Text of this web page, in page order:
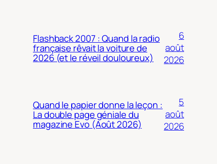
Flashback 2007 : Quand la radio
française rêvait la voiture de
2026 (et le réveil douloureux)
6
août
2026
Quand le papier donne la leçon :
La double page géniale du
magazine Evo (Août 2026)
5
août
2026